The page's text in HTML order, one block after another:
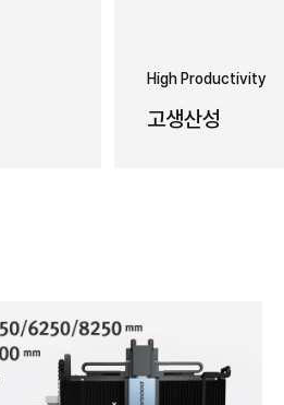
High Productivity
고생산성